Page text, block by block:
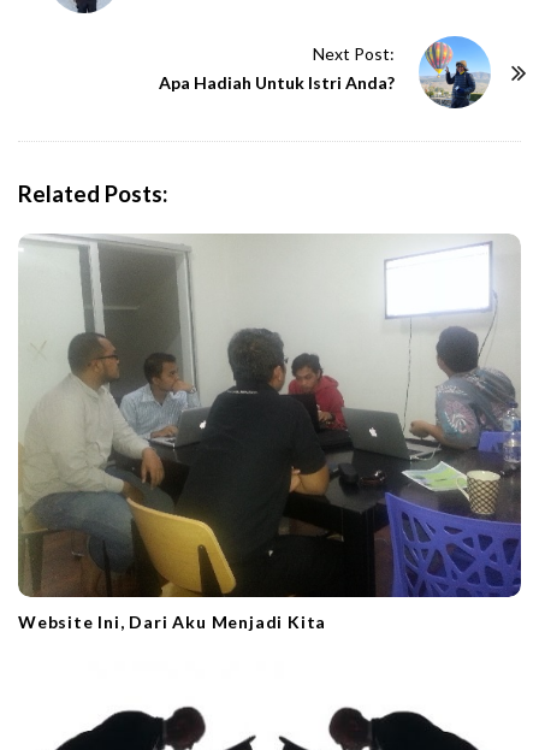
Next Post:
Apa Hadiah Untuk Istri Anda?
Related Posts:
Website Ini, Dari Aku Menjadi Kita